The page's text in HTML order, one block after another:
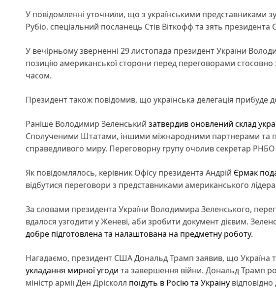
У повідомленні уточнили, що з українськими представниками
Рубіо, спеціальний посланець Стів Віткофф та зять
У вечірньому зверненні 29 листопада президент України
позицію американської сторони перед переговорами
часом.
Президент також повідомив, що українська делегація прибуде
Раніше Володимир Зеленський затвердив оновлений склад
Сполученими Штатами, іншими міжнародними партнерами та
справедливого миру. Переговорну групу очолив секретар
Як повідомлялось, керівник Офісу президента Андрій Єрмак
відбутися переговори з представниками американського
За словами президента України Володимира Зеленського,
вдалося узгодити у Женеві, аби зробити документ дієвим.
добре підготовлена та налаштована на предметну роботу.
Нагадаємо, президент США Дональд Трамп заявив, що Україна
укладання мирної угоди та завершення війни. Дональд Трамп
міністр армії Ден Дрісколл поїдуть в Росію та Україну відповідно